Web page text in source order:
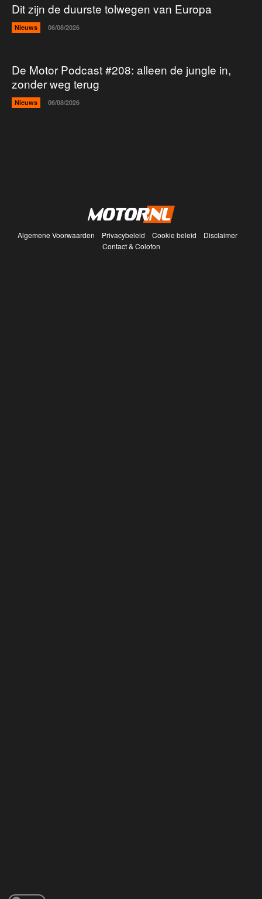
Dit zijn de duurste tolwegen van Europa
Nieuws 06/08/2026
De Motor Podcast #208: alleen de jungle in,
zonder weg terug
Nieuws 06/08/2026
Algemene Voorwaarden Privacybeleid Cookie beleid
Disclaimer
Contact & Colofon